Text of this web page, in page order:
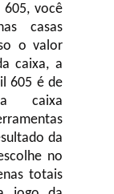
você
casas
o valor
caixa, a
605 é de
caixa
da
no
totais